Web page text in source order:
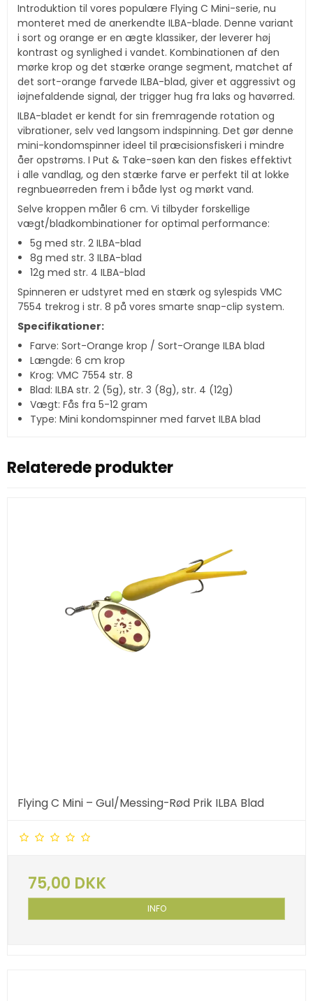
Introduktion til vores populære Flying C Mini-serie, nu
monteret med de anerkendte ILBA-blade. Denne variant
i sort og orange er en ægte klassiker, der leverer høj
kontrast og synlighed i vandet. Kombinationen af den
mørke krop og det stærke orange segment, matchet af
det sort-orange farvede ILBA-blad, giver et aggressivt og
iøjnefaldende signal, der trigger hug fra laks og havørred.
ILBA-bladet er kendt for sin fremragende rotation og
vibrationer, selv ved langsom indspinning. Det gør denne
mini-kondomspinner ideel til præcisionsfiskeri i mindre
åer opstrøms. I Put & Take-søen kan den fiskes effektivt
i alle vandlag, og den stærke farve er perfekt til at lokke
regnbueørreden frem i både lyst og mørkt vand.
Selve kroppen måler 6 cm. Vi tilbyder forskellige
vægt/bladkombinationer for optimal performance:
5g med str. 2 ILBA-blad
8g med str. 3 ILBA-blad
12g med str. 4 ILBA-blad
Spinneren er udstyret med en stærk og sylespids VMC
7554 trekrog i str. 8 på vores smarte snap-clip system.
Specifikationer:
Farve: Sort-Orange krop / Sort-Orange ILBA blad
Længde: 6 cm krop
Krog: VMC 7554 str. 8
Blad: ILBA str. 2 (5g), str. 3 (8g), str. 4 (12g)
Vægt: Fås fra 5-12 gram
Type: Mini kondomspinner med farvet ILBA blad
Relaterede produkter
Flying C Mini – Gul/Messing-Rød Prik ILBA Blad
75,00 DKK
INFO